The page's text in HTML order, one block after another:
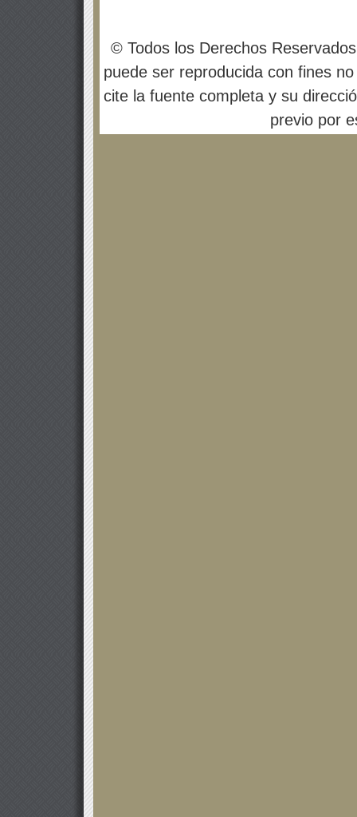
© Todos los Derechos
puede ser reproducida con fines
cite la fuente completa y su
previo por